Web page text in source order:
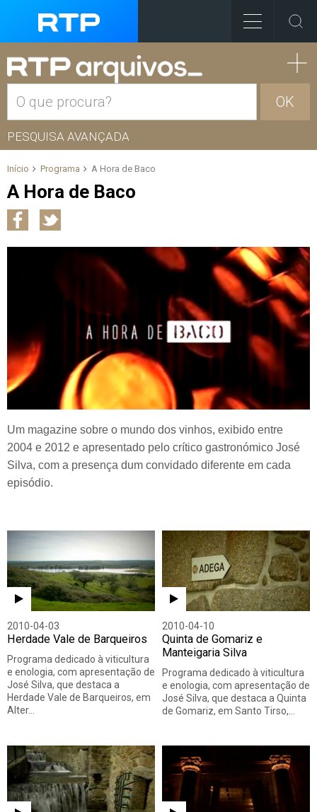
OK
PESQUISA AVANÇADA
Início Programa A Hora de Baco
A Hora de Baco
Um magazine sobre o mundo dos vinhos, exibido entre
2004 e 2012 e apresentado pelo crítico gastronómico José
Silva, com a presença dum convidado diferente em cada
episódio.
2010-04-03
Herdade Vale de Barqueiros
Programa dedicado à viticultura
e enologia, com apresentação de
José Silva, que destaca a
Herdade Vale de Barqueiros, em
Alter…
2010-04-10
Quinta de Gomariz e
Manteigaria Silva
Programa dedicado à viticultura
e enologia, com apresentação de
José Silva, que destaca a Quinta
de Gomariz, em Santo Tirso,…